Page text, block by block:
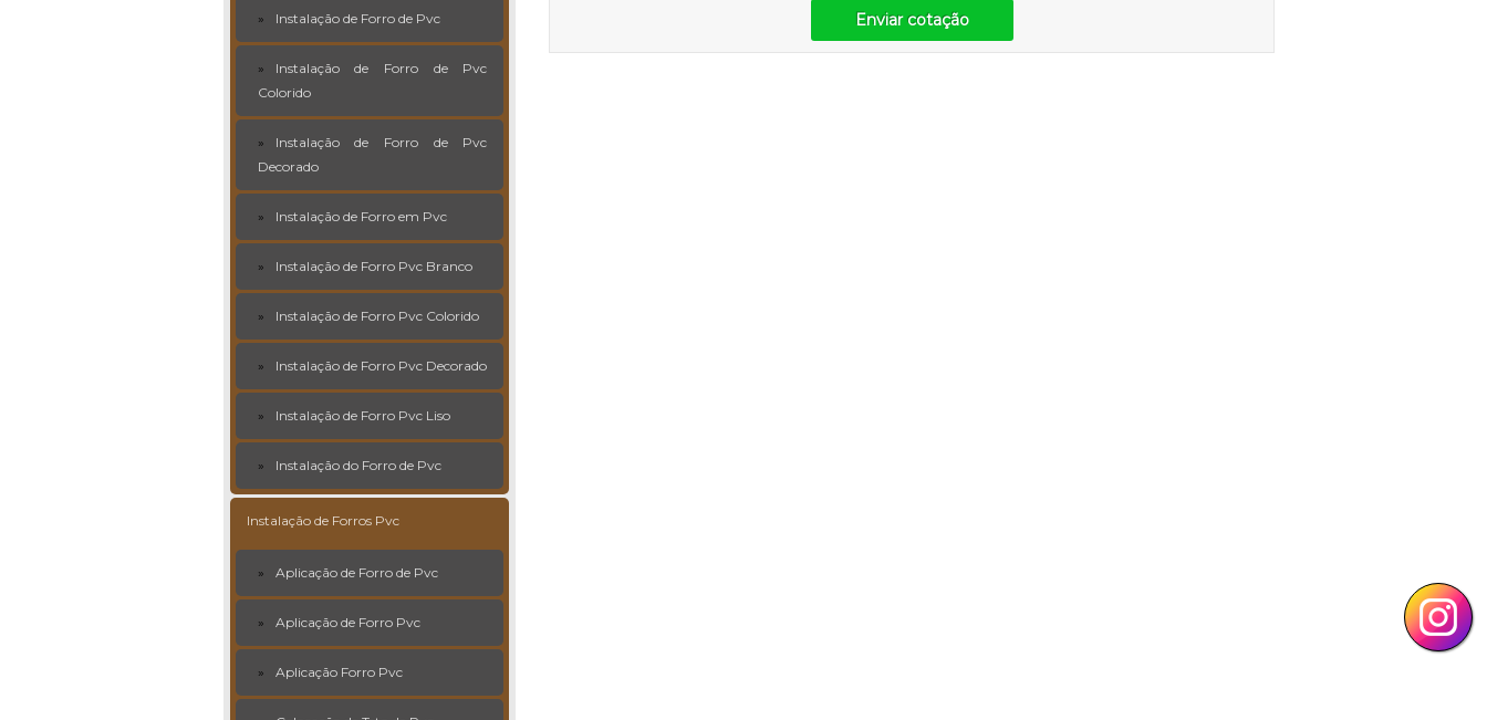
Instalação de Forro de Pvc
Instalação de Forro de Pvc
Colorido
Instalação de Forro de Pvc
Decorado
Instalação de Forro em Pvc
Instalação de Forro Pvc Branco
Instalação de Forro Pvc Colorido
Instalação de Forro Pvc Decorado
Instalação de Forro Pvc Liso
Instalação do Forro de Pvc
Instalação de Forros Pvc
Aplicação de Forro de Pvc
Aplicação de Forro Pvc
Aplicação Forro Pvc
Enviar cotação